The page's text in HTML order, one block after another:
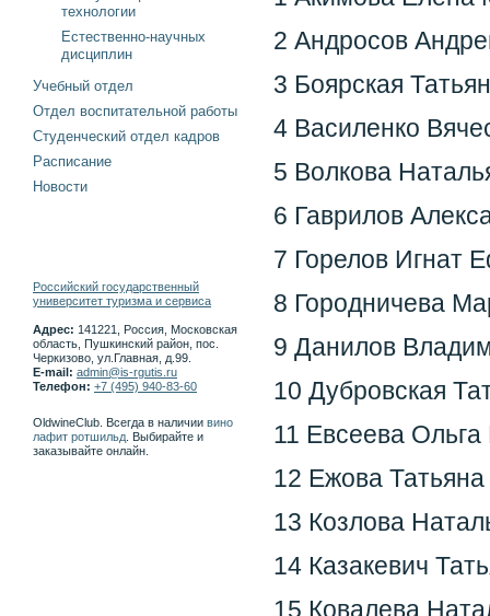
2 Андросов
3 Боярская
4 Василенко
5 Волкова
6 Гаврилов
7 Горелов Игнат
8 Городничева
9 Данилов
10 Дубровская
11 Евсеева Ольга
12 Ежова
13 Козлова
14 Казакевич
15 Ковалева
технологии
Естественно-научных
дисциплин
Учебный отдел
Отдел воспитательной работы
Студенческий отдел кадров
Расписание
Новости
Российский государственный
университет туризма и сервиса
Адрес: 141221, Россия, Московская
область, Пушкинский район, пос.
Черкизово, ул.Главная, д.99.
E-mail: admin@is-rgutis.ru
Телефон: +7 (495) 940-83-60
OldwineClub. Всегда в наличии вино
лафит ротшильд . Выбирайте и
заказывайте онлайн.